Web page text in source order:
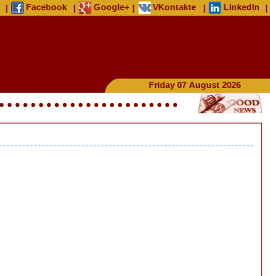
| Facebook | Google+ | VKontakte | LinkedIn |
Friday 07 August 2026